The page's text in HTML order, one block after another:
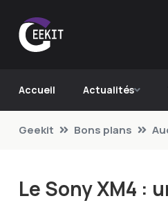
Accueil Actualités
Geekit Bons plans
Le Sony XM4 :